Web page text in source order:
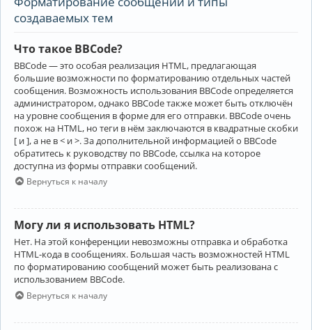
создаваемых тем
Что такое BBCode?
BBCode — это особая реализация HTML, предлагающая
большие возможности по форматированию отдельных частей
сообщения. Возможность использования BBCode определяется
администратором, однако BBCode также может быть отключён
на уровне сообщения в форме для его отправки. BBCode очень
похож на HTML, но теги в нём заключаются в квадратные скобки
[ и ], а не в < и >. За дополнительной информацией о BBCode
обратитесь к руководству по BBCode, ссылка на которое
доступна из формы отправки сообщений.
Вернуться к началу
Могу ли я использовать HTML?
Нет. На этой конференции невозможны отправка и обработка
HTML-кода в сообщениях. Большая часть возможностей HTML
по форматированию сообщений может быть реализована с
использованием BBCode.
Вернуться к началу